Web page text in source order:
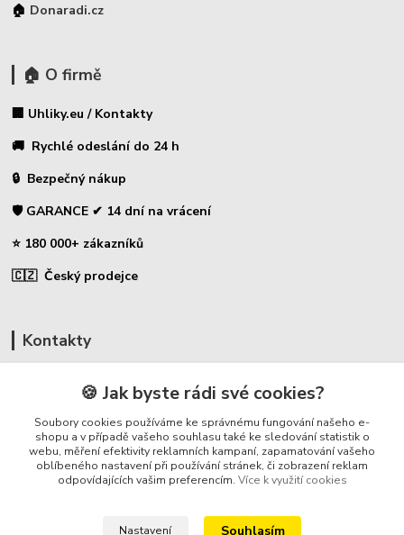
🏠 Donaradi.cz
🏠 O firmě
🏢 Uhliky.eu / Kontakty
🚚 Rychlé odeslání do 24 h
🔒 Bezpečný nákup
🛡️ GARANCE ✔ 14 dní na vrácení
⭐ 180 000+ zákazníků
🇨🇿 Český prodejce
Kontakty
🛡️ Zákaznická podpora
📞 728 007 997
⏰ Po-Pá - 7:00 - 13:30
info@repulse.cz
🍪 Jak byste rádi své cookies?
Soubory cookies používáme ke správnému fungování našeho e-
shopu a v případě vašeho souhlasu také ke sledování statistik o
webu, měření efektivity reklamních kampaní, zapamatování vašeho
oblíbeného nastavení při používání stránek, či zobrazení reklam
odpovídajících vašim preferencím. Více k využití cookies
Nastavení Souhlasím